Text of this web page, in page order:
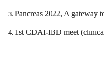
Pancreas 2022, A gateway
1st CDAI-IBD meet